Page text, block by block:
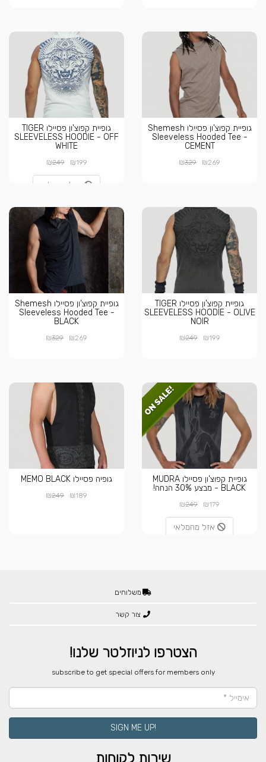
גופיית קפוצ'ון פסיילו Shemesh
Sleeveless Hooded Tee -
CEMENT
₪269
₪329
גופיית קפוצ'ון פסיילו TIGER
SLEEVELESS HOODIE - OFF
WHITE
₪199
₪249
אזל מהמלאי
גופיית קפוצ'ון פסיילו TIGER
SLEEVELESS HOODIE - OLIVE
NOIR
₪199
₪249
גופיית קפוצ'ון פסיילו Shemesh
Sleeveless Hooded Tee -
BLACK
₪269
₪329
גופיית קפוצ'ון פסיילו MUDRA
BLACK - מבצע 30% הנחה!
₪179
₪249
אזל מהמלאי
גופיה פסיילו MEMO BLACK
₪189
₪249
משלוחים
צור קשר
הצטרפו לניוזלטר שלנו!
​subscribe to get special offers for members only
!SIGN ME UP
שירות לקוחות